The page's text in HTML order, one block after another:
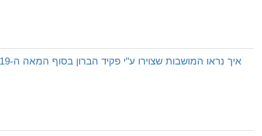
איך נראו המושבות שצוירו ע"י פקיד הברון בסוף המאה ה-19